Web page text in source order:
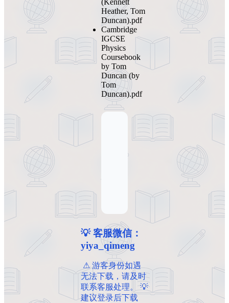
Heather, Tom
Duncan).pdf
Cambridge
IGCSE
Physics
Coursebook
by Tom
Duncan (by
Tom
Duncan).pdf
💡 客服微信：
yiya_qimeng
️ ️⚠ 游客身份如遇
无法下载，请及时
联系客服处理。 💡
建议登录后下载